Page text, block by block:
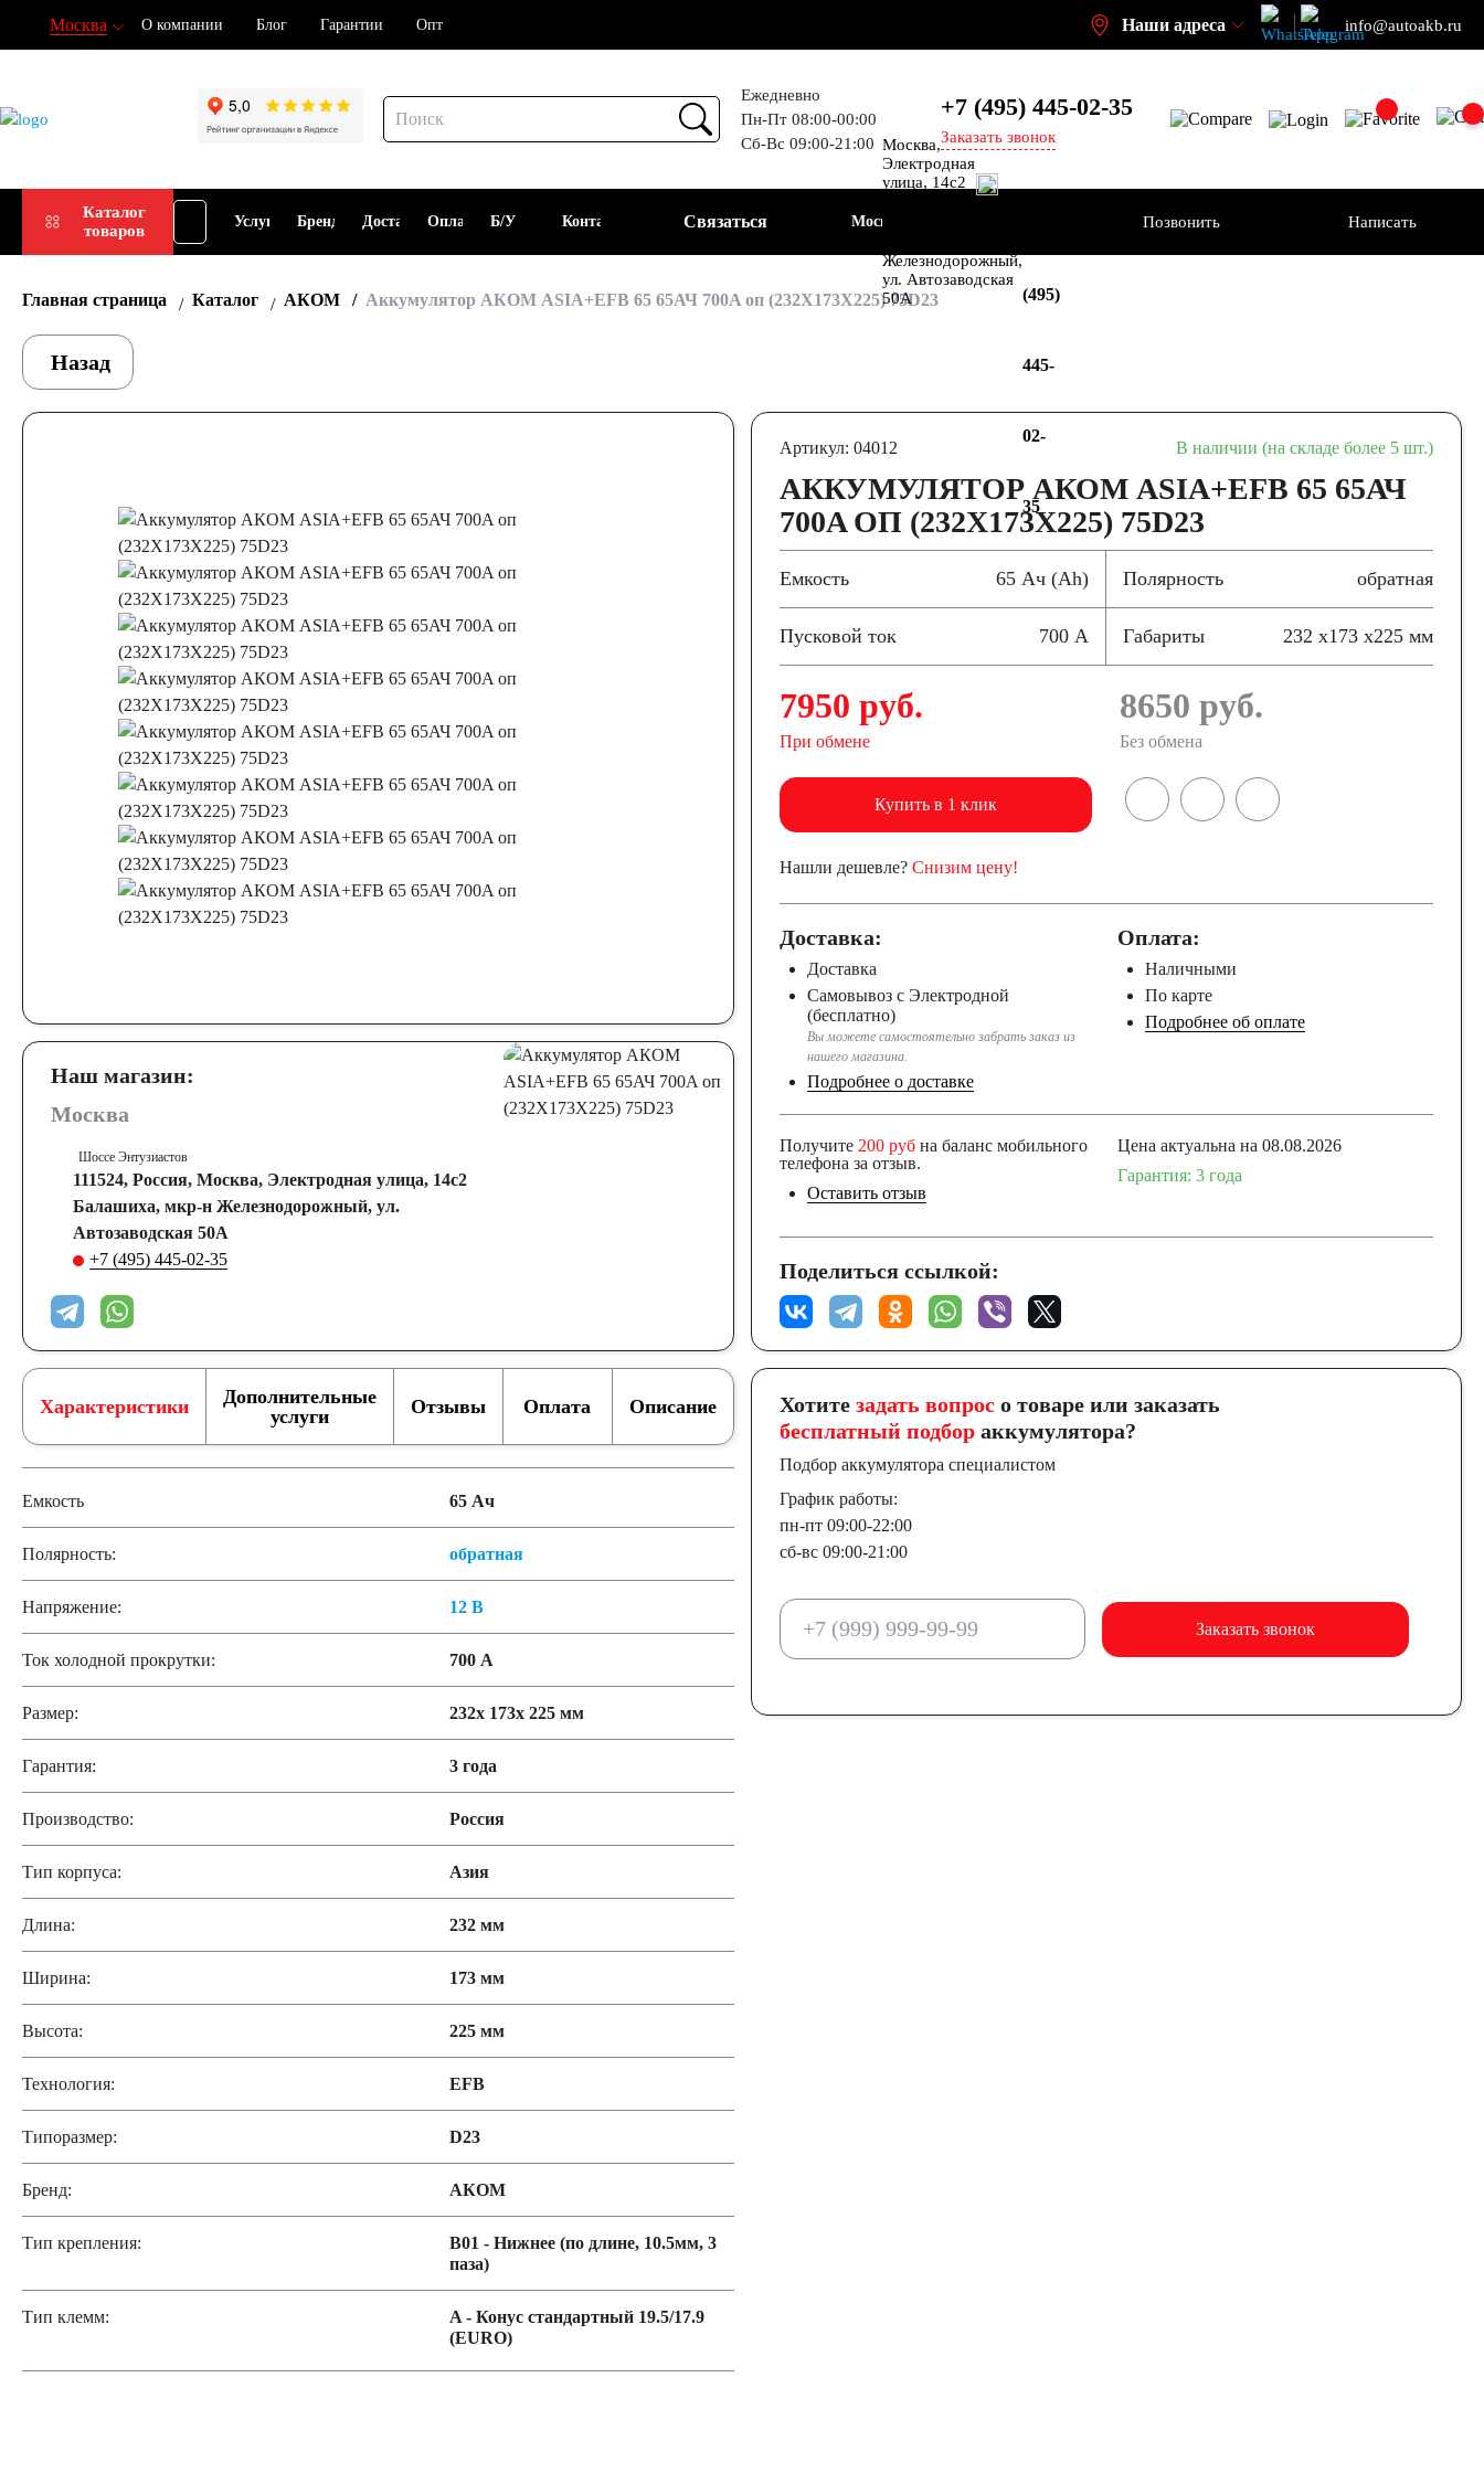
Москва О компании Блог Гарантии Опт Наши адреса info@autoakb.ru
Ежедневно
Пн-Пт 08:00-00:00
Сб-Вс 09:00-21:00
+7 (495)445-02-35
Заказать звонок
Каталог
товаров
Подбор
АКБ
Услуги Бренды ДоставкаОплата Б/У
АКБ
Контакты Связаться Москва
Москва,
Электродная
улица, 14с2
Энтузиастов
Железнодорожный,
ул. Автозаводская
50А
(495)
445-
02-
35
Позвонить Написать
Главная страница Каталог АКОМ Аккумулятор АКОМ ASIA+EFB 65 65АЧ 700A оп (232X173X225) 75D23
Назад
Наш магазин:
Москва
Шоссе Энтузиастов
111524, Россия, Москва, Электродная улица, 14с2
Балашиха, мкр-н Железнодорожный, ул.
Автозаводская 50А
+7 (495) 445-02-35
Артикул: 04012 В наличии (на складе более 5 шт.)
АККУМУЛЯТОР АКОМ ASIA+EFB 65 65АЧ
700A ОП (232X173X225) 75D23
Емкость 65 Ач (Ah) Полярность обратная
Пусковой ток 700 А Габариты 232 x173 x225 мм
7950 руб.
При обмене
8650 руб.
Без обмена
Купить в 1 клик
Нашли дешевле? Снизим цену!
Доставка:
Доставка
Самовывоз с Электродной
(бесплатно)
Вы можете самостоятельно забрать заказ из
нашего магазина.
Подробнее о доставке
Оплата:
Наличными
По карте
Подробнее об оплате
Получите 200 рубна баланс мобильного
телефона за отзыв.
Оставить отзыв
Цена актуальна на 08.08.2026
Гарантия: 3 года
Поделиться ссылкой:
Характеристики
Дополнительные
услуги
Отзывы Оплата Описание
Емкость 65 Ач
Полярность: обратная
Напряжение: 12 В
Ток холодной прокрутки: 700 А
Размер: 232x 173x 225 мм
Гарантия: 3 года
Производство: Россия
Тип корпуса: Азия
Длина: 232 мм
Ширина: 173 мм
Высота: 225 мм
Технология: EFB
Типоразмер: D23
Бренд: АКОМ
Тип крепления:
B01 - Нижнее (по длине, 10.5мм, 3
паза)
Тип клемм:
A - Конус стандартный 19.5/17.9
(EURO)
Хотите задать вопросо товаре или заказать
бесплатный подбораккумулятора?
Подбор аккумулятора специалистом
График работы:
пн-пт 09:00-22:00
сб-вс 09:00-21:00
Заказать звонок